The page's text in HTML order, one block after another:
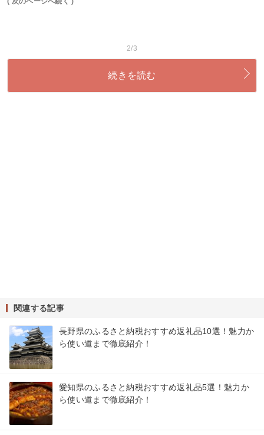
2/3
続きを読む
関連する記事
長野県のふるさと納税おすすめ返礼品10選！魅力か
ら使い道まで徹底紹介！
愛知県のふるさと納税おすすめ返礼品5選！魅力か
ら使い道まで徹底紹介！